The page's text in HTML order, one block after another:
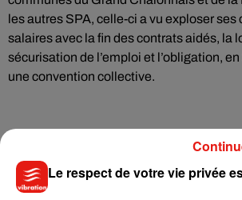
les autres SPA, celle-ci a vu exploser ses
salaires avec la fin des contrats aidés, la
sécurisation de l’emploi et l’obligation,
une convention collective.
Musique
Le respect de votre vie privée